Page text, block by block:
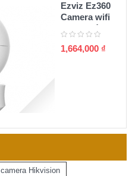
Ezviz Ez360
Camera wifi
quay quét
360 1080P
1,664,000 ₫
camera Hikvision